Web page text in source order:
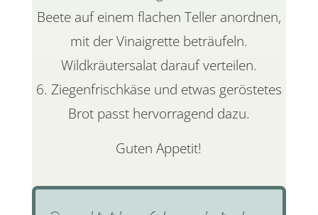
Beete auf einem flachen Teller anordnen,
mit der Vinaigrette beträufeln.
Wildkräutersalat darauf verteilen.
Ziegenfrischkäse und etwas geröstetes
Brot passt hervorragend dazu.
Guten Appetit!